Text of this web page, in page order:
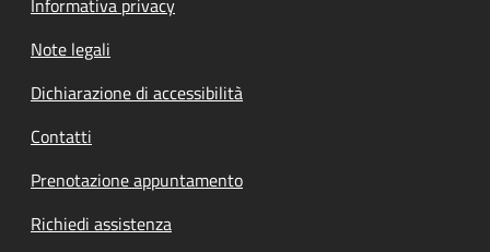
Note legali
Dichiarazione di accessibilità
Contatti
Prenotazione appuntamento
Richiedi assistenza